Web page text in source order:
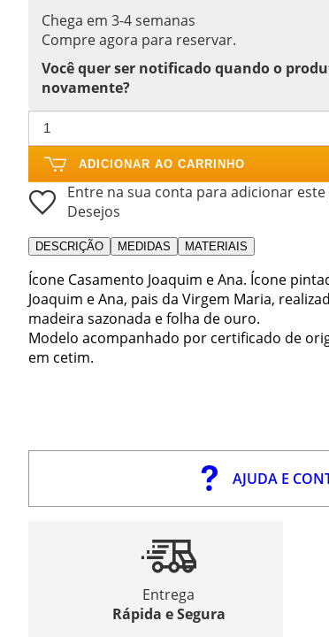
Chega em 3-4 semanas
Compre agora para reservar.
Você quer ser notificado quando o
novamente?
ADICIONAR AO CARRINHO
Entre na sua conta para adicionar
Desejos
DESCRIÇÃO MEDIDAS MATERIAIS
Ícone Casamento Joaquim e Ana. Ícone
Joaquim e Ana, pais da Virgem Maria,
madeira sazonada e folha de ouro.
Modelo acompanhado por certificado de
em cetim.
AJUDA E
Entrega
Rápida e Segura